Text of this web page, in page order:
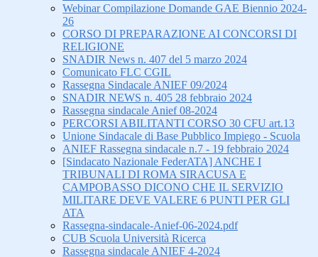
Webinar Compilazione Domande GAE Biennio 2024-
26
CORSO DI PREPARAZIONE AI CONCORSI DI
RELIGIONE
SNADIR News n. 407 del 5 marzo 2024
Comunicato FLC CGIL
Rassegna Sindacale ANIEF 09/2024
SNADIR NEWS n. 405 28 febbraio 2024
Rassegna sindacale Anief 08-2024
PERCORSI ABILITANTI CORSO 30 CFU art.13
Unione Sindacale di Base Pubblico Impiego - Scuola
ANIEF Rassegna sindacale n.7 - 19 febbraio 2024
[Sindacato Nazionale FederATA] ANCHE I
TRIBUNALI DI ROMA SIRACUSA E
CAMPOBASSO DICONO CHE IL SERVIZIO
MILITARE DEVE VALERE 6 PUNTI PER GLI
ATA
Rassegna-sindacale-Anief-06-2024.pdf
CUB Scuola Università Ricerca
Rassegna sindacale ANIEF 4-2024